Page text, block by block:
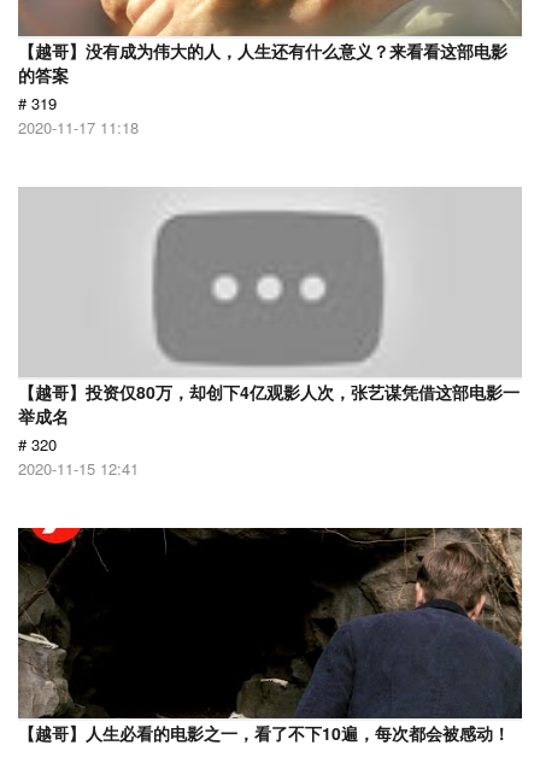
【越哥】没有成为伟大的人，人生还有什么意义？来看看这部电影
的答案
# 319
2020-11-17 11:18
【越哥】投资仅80万，却创下4亿观影人次，张艺谋凭借这部电影一
举成名
# 320
2020-11-15 12:41
【越哥】人生必看的电影之一，看了不下10遍，每次都会被感动！